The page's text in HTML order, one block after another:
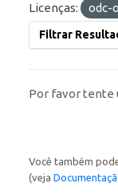
Licenças:
odc-
Filtrar
Por favor tente
Você também
(veja